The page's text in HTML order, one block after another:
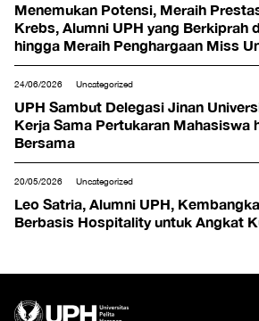
Menemukan Potensi, Meraih
Krebs, Alumni UPH yang Berkiprah
hingga Meraih Penghargaan Miss
2024
24/06/2026 Uncategorized
UPH Sambut Delegasi Jinan
Kerja Sama Pertukaran Mahasiswa
Bersama
20/05/2026 Uncategorized
Leo Satria, Alumni UPH,
Berbasis Hospitality untuk Angkat